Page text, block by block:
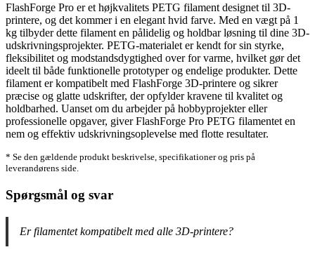
FlashForge Pro er et højkvalitets PETG filament designet til 3D-
printere, og det kommer i en elegant hvid farve. Med en vægt på 1
kg tilbyder dette filament en pålidelig og holdbar løsning til dine 3D-
udskrivningsprojekter. PETG-materialet er kendt for sin styrke,
fleksibilitet og modstandsdygtighed over for varme, hvilket gør det
ideelt til både funktionelle prototyper og endelige produkter. Dette
filament er kompatibelt med FlashForge 3D-printere og sikrer
præcise og glatte udskrifter, der opfylder kravene til kvalitet og
holdbarhed. Uanset om du arbejder på hobbyprojekter eller
professionelle opgaver, giver FlashForge Pro PETG filamentet en
nem og effektiv udskrivningsoplevelse med flotte resultater.
* Se den gældende produkt beskrivelse, specifikationer og pris på
leverandørens side.
Spørgsmål og svar
Er filamentet kompatibelt med alle 3D-printere?